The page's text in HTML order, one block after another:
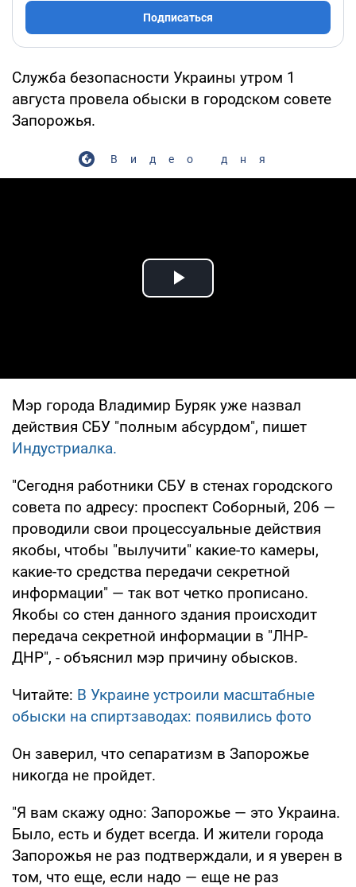
Подписаться
Служба безопасности Украины утром 1
августа провела обыски в городском совете
Запорожья.
Видео дня
Play Video
Мэр города Владимир Буряк уже назвал
действия СБУ "полным абсурдом", пишет
Индустриалка.
"Сегодня работники СБУ в стенах городского
совета по адресу: проспект Соборный, 206 —
проводили свои процессуальные действия
якобы, чтобы "вылучити" какие-то камеры,
какие-то средства передачи секретной
информации" — так вот четко прописано.
Якобы со стен данного здания происходит
передача секретной информации в "ЛНР-
ДНР", - объяснил мэр причину обысков.
Читайте: В Украине устроили масштабные
обыски на спиртзаводах: появились фото
Он заверил, что сепаратизм в Запорожье
никогда не пройдет.
"Я вам скажу одно: Запорожье — это Украина.
Было, есть и будет всегда. И жители города
Запорожья не раз подтверждали, и я уверен в
том, что еще, если надо — еще не раз